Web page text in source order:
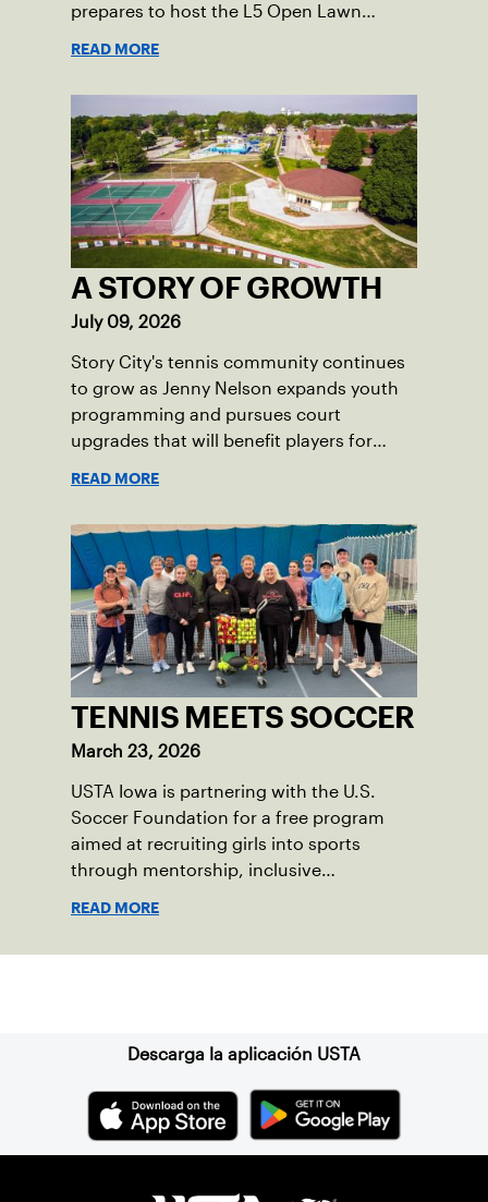
prepares to host the L5 Open Lawn
READ MORE
A STORY OF GROWTH
July 09, 2026
Story City's tennis community continues
to grow as Jenny Nelson expands youth
programming and pursues court
upgrades that will benefit players for
READ MORE
TENNIS MEETS SOCCER
March 23, 2026
USTA Iowa is partnering with the U.S.
Soccer Foundation for a free program
aimed at recruiting girls into sports
through mentorship, inclusive
READ MORE
Descarga la aplicación USTA